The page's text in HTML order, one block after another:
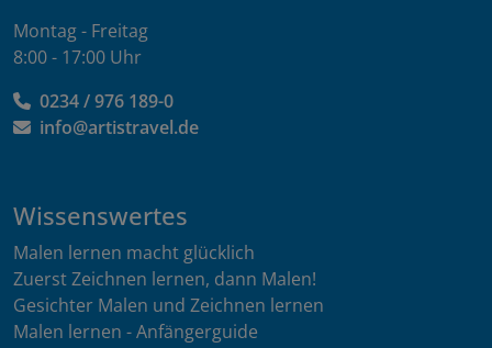
Montag - Freitag
8:00 - 17:00 Uhr
0234 / 976 189-0
info@artistravel.de
Wissenswertes
Malen lernen macht glücklich
Zuerst Zeichnen lernen, dann Malen!
Gesichter Malen und Zeichnen lernen
Malen lernen - Anfängerguide